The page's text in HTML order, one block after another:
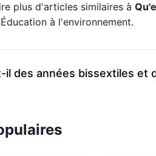
plus d'articles similaires à
à l'environnement.
il des années bissextiles et